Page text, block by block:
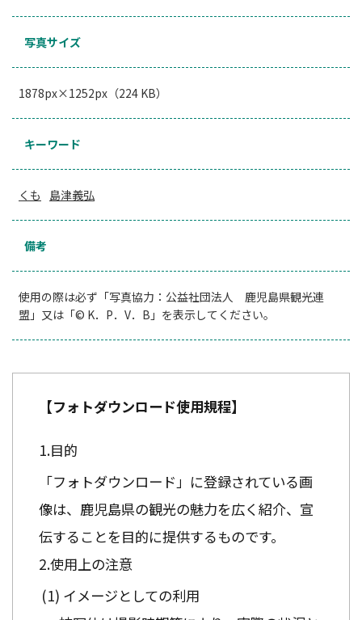
写真サイズ
1878px×1252px（224 KB）
キーワード
くも 島津義弘
備考
使用の際は必ず「写真協力：公益社団法人 鹿児島県観光連
盟」又は「© K．P．V．B」を表示してください。
【フォトダウンロード使用規程】
目的
「フォトダウンロード」に登録されている画
像は、鹿児島県の観光の魅力を広く紹介、宣
伝することを目的に提供するものです。
使用上の注意
イメージとしての利用